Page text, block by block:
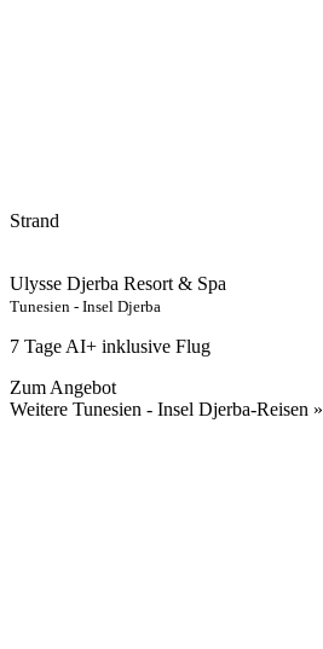
Strand
Ulysse Djerba Resort & Spa
Tunesien - Insel Djerba
7 Tage AI+ inklusive Flug
Zum Angebot
Weitere Tunesien - Insel Djerba-Reisen »